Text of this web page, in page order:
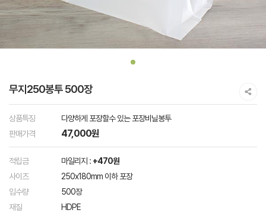
무지250봉투 500장
상품특징
다양하게 포장할수 있는 포장비닐봉투
판매가격
47,000원
적립금 마일리지 : +470원
사이즈
250x180mm 이하 포장
입수량
500장
재질
HDPE